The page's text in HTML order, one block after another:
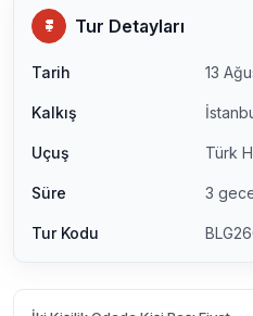
Tur Detayları
Tarih 13
Kalkış
Uçuş Türk
Süre 3
Tur Kodu